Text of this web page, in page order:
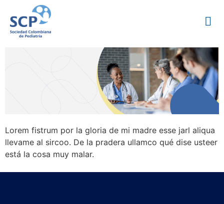
Lorem fistrum por la gloria de mi madre esse jarl aliqua
llevame al sircoo. De la pradera ullamco qué dise usteer
está la cosa muy malar.